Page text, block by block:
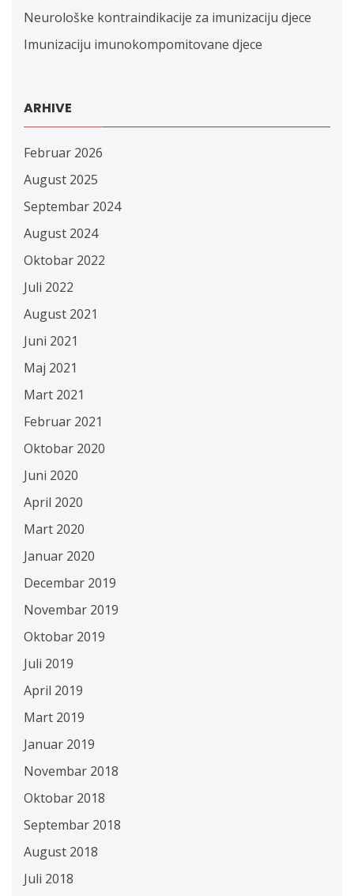
Neurološke kontraindikacije za imunizaciju djece
Imunizaciju imunokompomitovane djece
ARHIVE
Februar 2026
August 2025
Septembar 2024
August 2024
Oktobar 2022
Juli 2022
August 2021
Juni 2021
Maj 2021
Mart 2021
Februar 2021
Oktobar 2020
Juni 2020
April 2020
Mart 2020
Januar 2020
Decembar 2019
Novembar 2019
Oktobar 2019
Juli 2019
April 2019
Mart 2019
Januar 2019
Novembar 2018
Oktobar 2018
Septembar 2018
August 2018
Juli 2018